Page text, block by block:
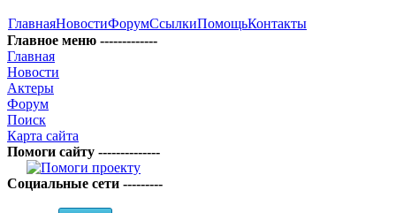
ГлавнаяНовостиФорумСсылкиПомощьКонтакты
Главное меню -------------
Главная
Новости
Актеры
Форум
Поиск
Карта сайта
Помоги сайту --------------
Социальные сети ---------